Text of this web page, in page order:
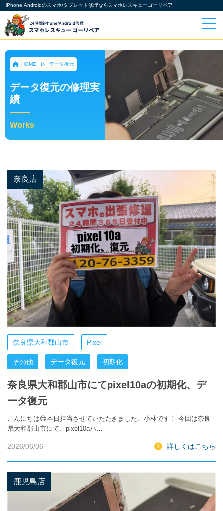
iPhone,Androidのスマホ/タブレット修理ならスマホレスキューゴーリペア
HOME データ復元
データ復元の修理実
績
Works
奈良店
奈良県大和郡山市 Pixel
その他 データ復元 初期化
奈良県大和郡山市にてpixel10aの初期化、デ
ータ復元
こんにちは😊本日担当させていただきました、小林です！ 今回は奈良
県大和郡山市にて、pixel10aパ…
2026/06/06 詳しくはこちら
鹿児島店